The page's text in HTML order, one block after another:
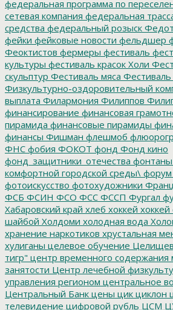
федеральная программа по
сетевая компания федеральная
средства федеральный розыск
фейки фейковые новости фельдшер
Феоктистов фермеры фестиваль
культуры фестиваль красок Холи
скульптур Фестиваль мяса
Физкультурно-оздоровительный
выплата Филармония Филиппов
финансирование финансовая
пирамида финансовые пирамиды
финансы Фишман флешмоб
ФНС фобия ФОКОТ фонд Фонд кино
фонд_защитники_отечества фонтаны
комфортной городской среды\ форум
фотоискусство фотохудожники
ФСБ ФСИН ФСО ФСС ФССП Фургал
Хабаровский край хлеб хоккей
шайбой Холдоми холодная вода
хранение наркотиков хрустальная
хулиганы целевое обучение Целищев
тигр" центр временного содержания
занятости Центр лечебной
управления регионом центральное
Центральный Банк цены цик циклон
телевидение цифровой рубль ЦСМ